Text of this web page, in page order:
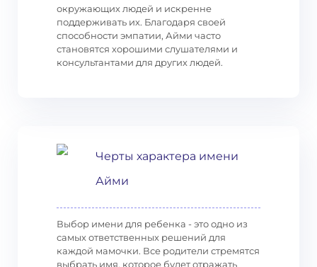
окружающих людей и искренне
поддерживать их. Благодаря своей
способности эмпатии, Айми часто
становятся хорошими слушателями и
консультантами для других людей.
Черты характера имени
Айми
Выбор имени для ребенка - это одно из
самых ответственных решений для
каждой мамочки. Все родители стремятся
выбрать имя, которое будет отражать